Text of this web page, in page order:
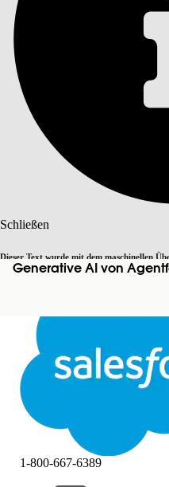
Schließen
Dieser Text wurde mit dem maschinellen
Weitere Details finden Sie hier. Zu
Schließen
Generative AI von
1-800-667-6389